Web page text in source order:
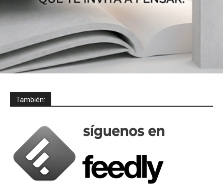
También: